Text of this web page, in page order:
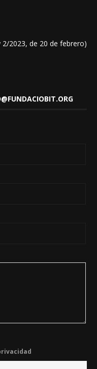
2023, de 20 de febrero)